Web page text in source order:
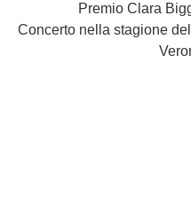
Premio Clara
Concerto nella stagione